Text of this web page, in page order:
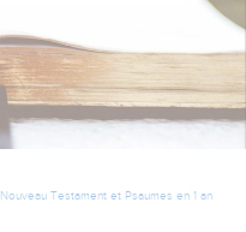
Nouveau Testament et Psaumes en 1 an